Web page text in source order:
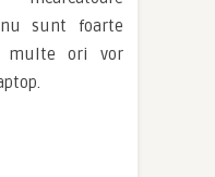
sunt foarte
multe ori vor